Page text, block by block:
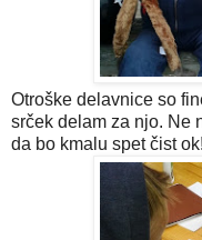
Otroške delavnice so
srček delam za njo. Ne
da bo kmalu spet čist